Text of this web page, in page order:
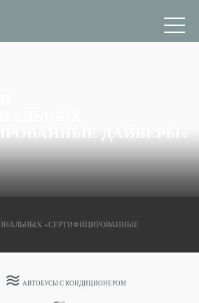
ДАЙВЕРЫ»
«СЕРТИФИЦИРОВАННЫЕ
АВТОБУСЫ С КОНДИЦИОНЕРОМ